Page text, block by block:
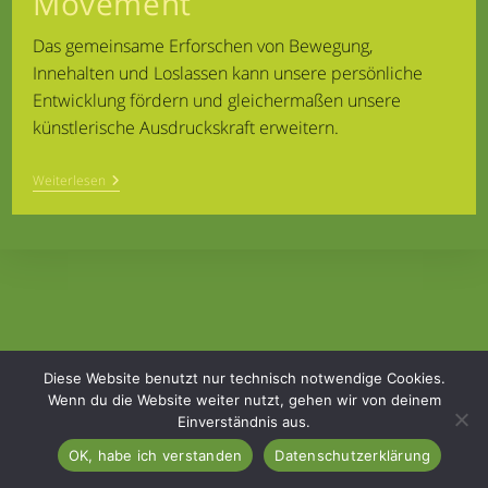
Das gemeinsame Erforschen von Bewegung,
Innehalten und Loslassen kann unsere persönliche
Entwicklung fördern und gleichermaßen unsere
künstlerische Ausdruckskraft erweitern.
WeiterlesenFreie
Bewegung
Amerta
Kontakt Impressum & Datenschutz
Copyright 2026 - Ellen Schlottner
Diese Website benutzt nur technisch notwendige Cookies.
Wenn du die Website weiter nutzt, gehen wir von deinem
Einverständnis aus.
OK, habe ich verstanden
Datenschutzerklärung